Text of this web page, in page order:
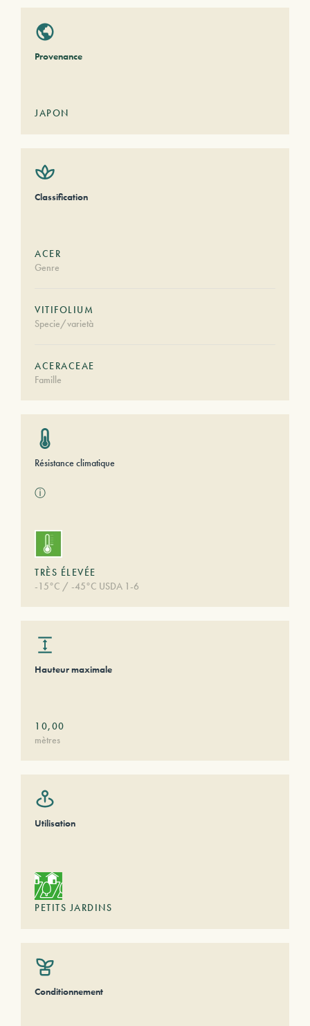
Provenance
JAPON
Classification
ACER
Genre
VITIFOLIUM
Specie/varietà
ACERACEAE
Famille
Résistance climatique
ⓘ
TRÈS ÉLEVÉE
-15°C / -45°C USDA 1-6
Hauteur maximale
10,00
mètres
Utilisation
PETITS JARDINS
Conditionnement